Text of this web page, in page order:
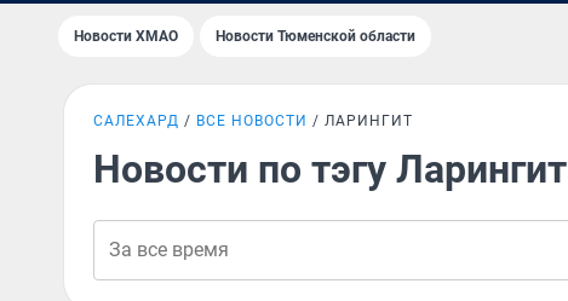
Новости ХМАО Новости Тюменской области
САЛЕХАРД ВСЕ НОВОСТИ ЛАРИНГИТ
Новости по тэгу Ларингит